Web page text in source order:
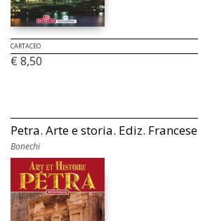
CARTACEO
€ 8,50
Petra. Arte e storia. Ediz. Francese
Bonechi